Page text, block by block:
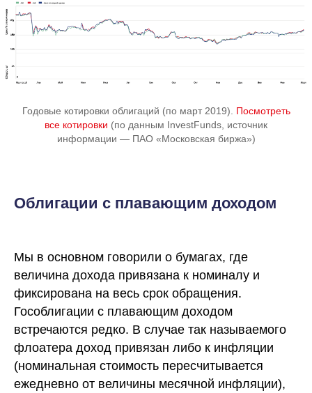
Годовые котировки облигаций (по март 2019). Посмотреть
все котировки (по данным InvestFunds, источник
информации — ПАО «Московская биржа»)
Облигации с плавающим доходом
Мы в основном говорили о бумагах, где
величина дохода привязана к номиналу и
фиксирована на весь срок обращения.
Гособлигации с плавающим доходом
встречаются редко. В случае так называемого
флоатера доход привязан либо к инфляции
(номинальная стоимость пересчитывается
ежедневно от величины месячной инфляции),